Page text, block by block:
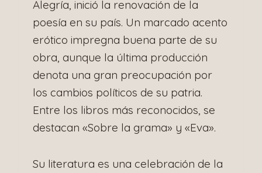
Alegría, inició la renovación de la
poesía en su país. Un marcado acento
erótico impregna buena parte de su
obra, aunque la última producción
denota una gran preocupación por
los cambios políticos de su patria.
Entre los libros más reconocidos, se
destacan «Sobre la grama» y «Eva».
Su literatura es una celebración de la